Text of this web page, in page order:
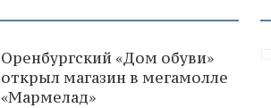
Оренбургский «Дом обуви»
открыл магазин в мегамолле
«Мармелад»